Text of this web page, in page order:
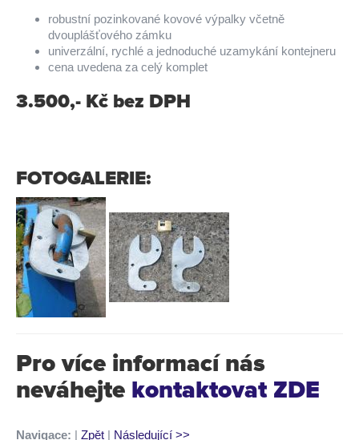
robustní pozinkované kovové výpalky včetně
dvouplášťového zámku
univerzální, rychlé a jednoduché uzamykání kontejneru
cena uvedena za celý komplet
3.500,- Kč bez DPH
FOTOGALERIE:
Pro více informací nás
neváhejte kontaktovat ZDE
Navigace: | Zpět | Následující >>